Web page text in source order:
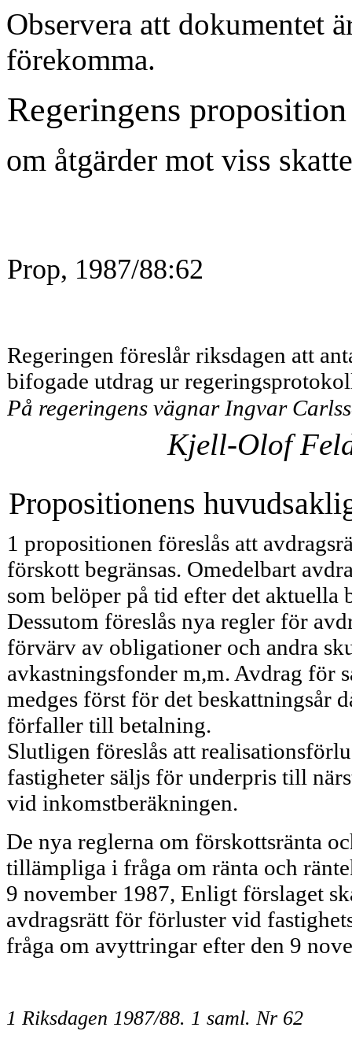
Observera att dokumentet
förekomma.
Regeringens
om åtgärder mot viss
Prop, 1987/88:62
Regeringen föreslår riksdagen att
bifogade utdrag ur
På regeringens vägnar Ingvar
Kjell-Olof
Propositionens
1 propositionen föreslås att
förskott begränsas. Omedelbart
som belöper på tid efter det aktuella
Dessutom föreslås nya regler för
förvärv av obligationer och andra
avkastningsfonder m,m. Avdrag för
medges först för det beskattningsår
förfaller till betalning.
Slutligen föreslås att
fastigheter säljs för underpris till
vid inkomstberäkningen.
De nya reglerna om förskottsränta
tillämpliga i fråga om ränta och
9 november 1987, Enligt förslaget
avdragsrätt för förluster vid
fråga om avyttringar efter den 9
1 Riksdagen 1987/88. 1 saml. Nr 62